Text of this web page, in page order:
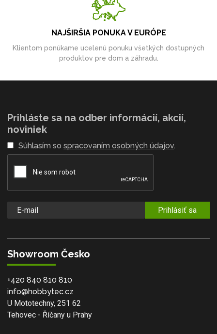
NAJŠIRŠIA PONUKA V EURÓPE
Klientom ponúkame ucelenú ponuku všetkých dostupných
produktov pre dom a záhradu.
Prihláste sa na odber informácií, akcií,
noviniek
Súhlasím so spracovaním osobných údajov.
Prihlásiť sa
Showroom Česko
+420 840 810 810
info@hobbytec.cz
U Mototechny, 251 62
Tehovec - Říčany u Prahy